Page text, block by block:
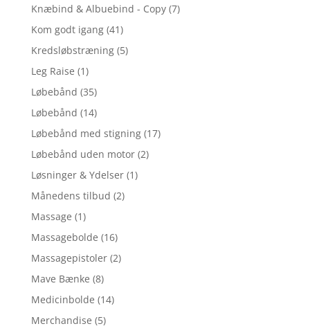
Knæbind & Albuebind - Copy (7)
Kom godt igang (41)
Kredsløbstræning (5)
Leg Raise (1)
Løbebånd (35)
Løbebånd (14)
Løbebånd med stigning (17)
Løbebånd uden motor (2)
Løsninger & Ydelser (1)
Månedens tilbud (2)
Massage (1)
Massagebolde (16)
Massagepistoler (2)
Mave Bænke (8)
Medicinbolde (14)
Merchandise (5)